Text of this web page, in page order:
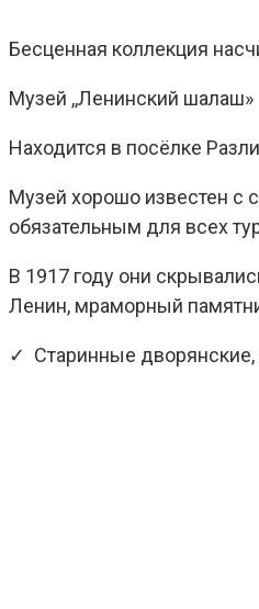
Бесценная коллекция
Музей ,,Ленинский шалаш»
Находится в посёлке
Музей хорошо известен с
обязательным для всех
В 1917 году они
Ленин, мраморный
✓ Старинные дворянские,